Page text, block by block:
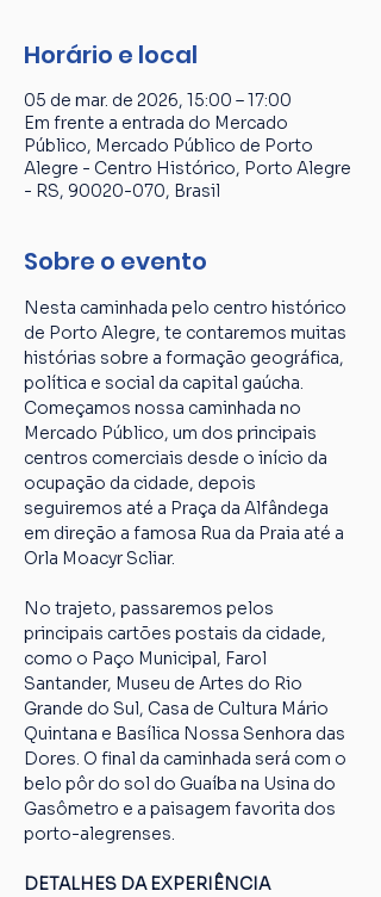
Horário e local
05 de mar. de 2026, 15:00 – 17:00
Em frente a entrada do Mercado
Público, Mercado Público de Porto
Alegre - Centro Histórico, Porto Alegre
- RS, 90020-070, Brasil
Sobre o evento
Nesta caminhada pelo centro histórico
de Porto Alegre, te contaremos muitas
histórias sobre a formação geográfica,
política e social da capital gaúcha.
Começamos nossa caminhada no
Mercado Público, um dos principais
centros comerciais desde o início da
ocupação da cidade, depois
seguiremos até a Praça da Alfândega
em direção a famosa Rua da Praia até a
Orla Moacyr Scliar.
No trajeto, passaremos pelos
principais cartões postais da cidade,
como o Paço Municipal, Farol
Santander, Museu de Artes do Rio
Grande do Sul, Casa de Cultura Mário
Quintana e Basílica Nossa Senhora das
Dores. O final da caminhada será com o
belo pôr do sol do Guaíba na Usina do
Gasômetro e a paisagem favorita dos
porto-alegrenses.
DETALHES DA EXPERIÊNCIA